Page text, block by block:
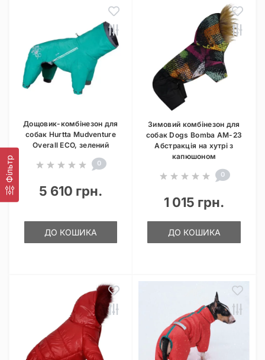
Фільтр
Дощовик-комбінезон для
собак Hurtta Mudventure
Overall ECO, зелений
0
5 610 грн.
ДО КОШИКА
Зимовий комбінезон для
собак Dogs Bomba AM-23
Абстракція на хутрі з
капюшоном
0
1 015 грн.
ДО КОШИКА